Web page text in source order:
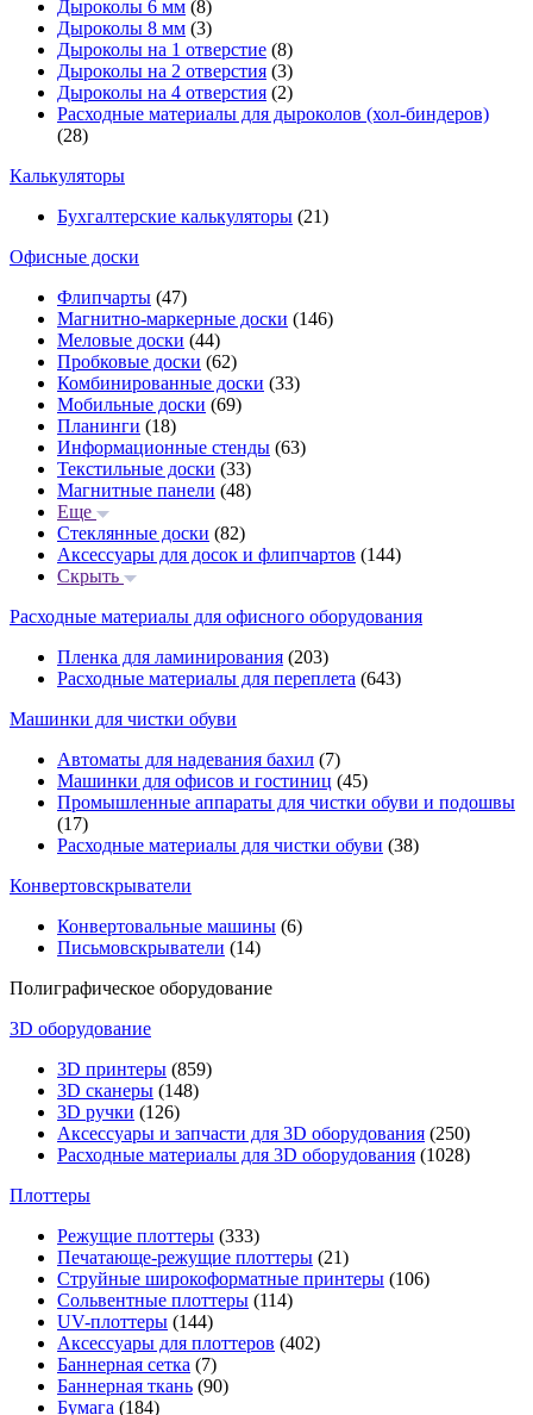
Дыроколы 6 мм (8)
Дыроколы 8 мм (3)
Дыроколы на 1 отверстие (8)
Дыроколы на 2 отверстия (3)
Дыроколы на 4 отверстия (2)
Расходные материалы для дыроколов (хол-биндеров)
(28)
Калькуляторы
Бухгалтерские калькуляторы (21)
Офисные доски
Флипчарты (47)
Магнитно-маркерные доски (146)
Меловые доски (44)
Пробковые доски (62)
Комбинированные доски (33)
Мобильные доски (69)
Планинги (18)
Информационные стенды (63)
Текстильные доски (33)
Магнитные панели (48)
Еще
Стеклянные доски (82)
Аксессуары для досок и флипчартов (144)
Скрыть
Расходные материалы для офисного оборудования
Пленка для ламинирования (203)
Расходные материалы для переплета (643)
Машинки для чистки обуви
Автоматы для надевания бахил (7)
Машинки для офисов и гостиниц (45)
Промышленные аппараты для чистки обуви и подошвы
(17)
Расходные материалы для чистки обуви (38)
Конвертовскрыватели
Конвертовальные машины (6)
Письмовскрыватели (14)
Полиграфическое оборудование
3D оборудование
3D принтеры (859)
3D сканеры (148)
3D ручки (126)
Аксессуары и запчасти для 3D оборудования (250)
Расходные материалы для 3D оборудования (1028)
Плоттеры
Режущие плоттеры (333)
Печатающе-режущие плоттеры (21)
Струйные широкоформатные принтеры (106)
Сольвентные плоттеры (114)
UV-плоттеры (144)
Аксессуары для плоттеров (402)
Баннерная сетка (7)
Баннерная ткань (90)
Бумага (184)